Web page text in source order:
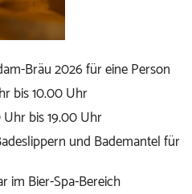
Bräu 2026 für eine Person
bis 10.00 Uhr
bis 19.00 Uhr
und Bademantel für
im Bier-Spa-Bereich